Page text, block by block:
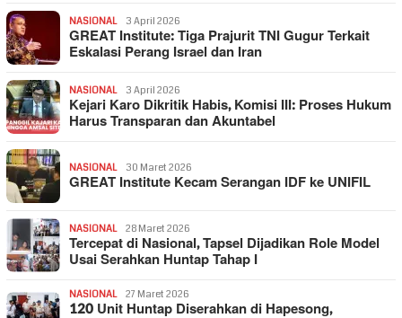
NASIONAL 3 April 2026
GREAT Institute: Tiga Prajurit TNI Gugur Terkait
Eskalasi Perang Israel dan Iran
NASIONAL 3 April 2026
Kejari Karo Dikritik Habis, Komisi III: Proses Hukum
Harus Transparan dan Akuntabel
NASIONAL 30 Maret 2026
GREAT Institute Kecam Serangan IDF ke UNIFIL
NASIONAL 28 Maret 2026
Tercepat di Nasional, Tapsel Dijadikan Role Model
Usai Serahkan Huntap Tahap I
NASIONAL 27 Maret 2026
120 Unit Huntap Diserahkan di Hapesong,